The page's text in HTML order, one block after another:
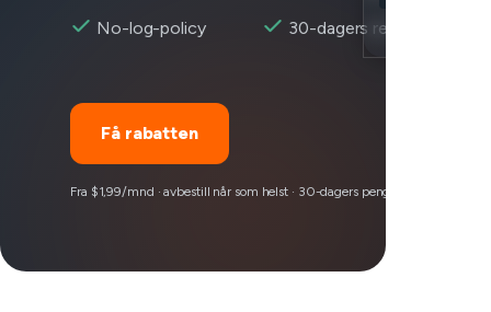
No-log-policy
30-dagers refusjon
Få rabatten
Fra $1,99/mnd · avbestill når som helst · 30-dagers pengene-tilbake-